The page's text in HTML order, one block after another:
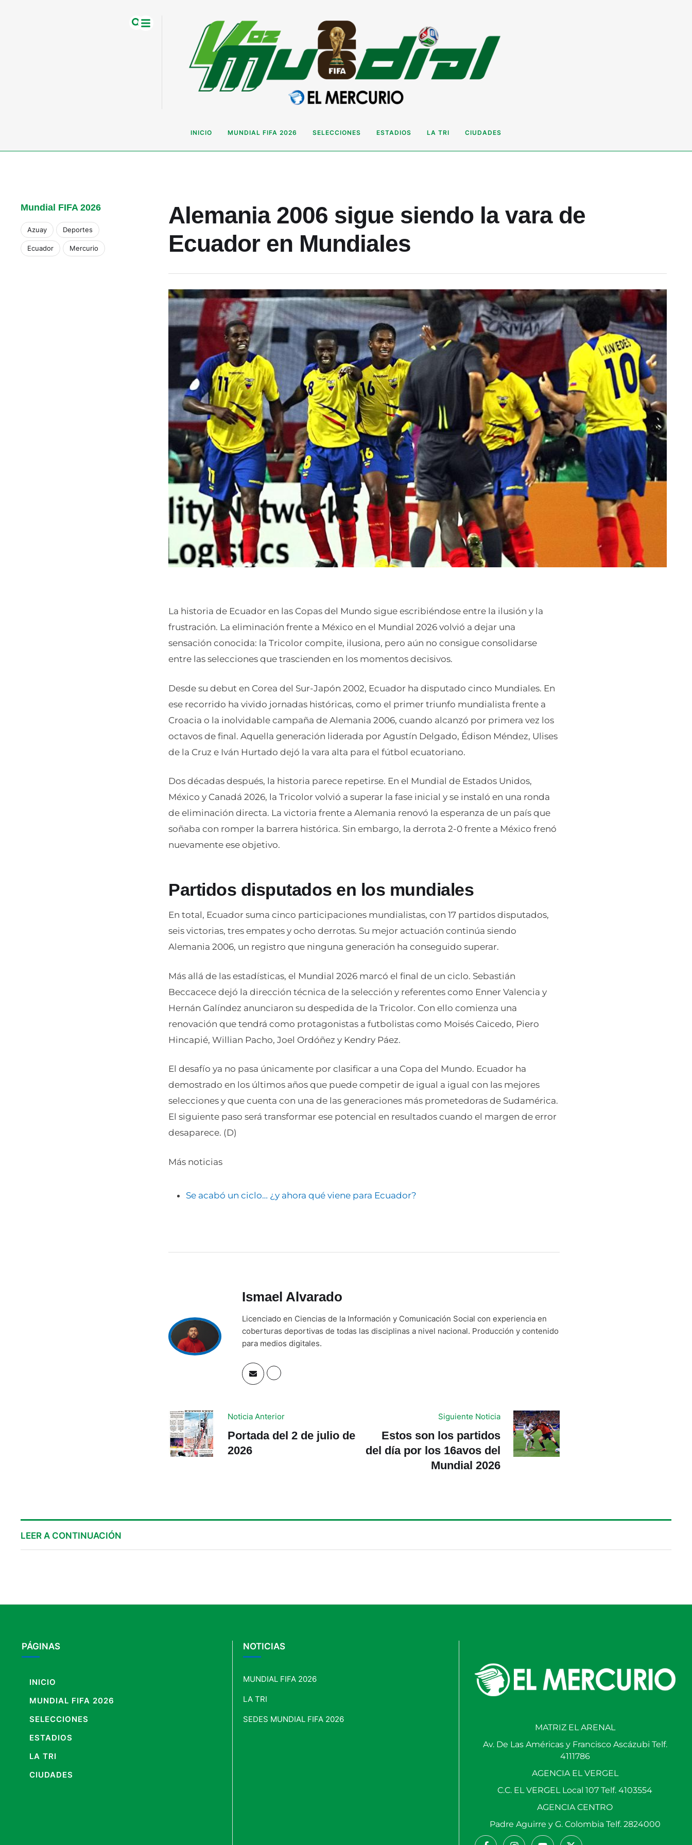
INICIO MUNDIAL FIFA 2026 SELECCIONES ESTADIOS LA TRI CIUDADES
Mundial FIFA 2026
Azuay Deportes
Ecuador Mercurio
Alemania 2006 sigue siendo la vara de
Ecuador en Mundiales
La historia de Ecuador en las Copas del Mundo sigue escribiéndose entre la ilusión y la
frustración. La eliminación frente a México en el Mundial 2026 volvió a dejar una
sensación conocida: la Tricolor compite, ilusiona, pero aún no consigue consolidarse
entre las selecciones que trascienden en los momentos decisivos.
Desde su debut en Corea del Sur-Japón 2002, Ecuador ha disputado cinco Mundiales. En
ese recorrido ha vivido jornadas históricas, como el primer triunfo mundialista frente a
Croacia o la inolvidable campaña de Alemania 2006, cuando alcanzó por primera vez los
octavos de final. Aquella generación liderada por Agustín Delgado, Édison Méndez, Ulises
de la Cruz e Iván Hurtado dejó la vara alta para el fútbol ecuatoriano.
Dos décadas después, la historia parece repetirse. En el Mundial de Estados Unidos,
México y Canadá 2026, la Tricolor volvió a superar la fase inicial y se instaló en una ronda
de eliminación directa. La victoria frente a Alemania renovó la esperanza de un país que
soñaba con romper la barrera histórica. Sin embargo, la derrota 2-0 frente a México frenó
nuevamente ese objetivo.
Partidos disputados en los mundiales
En total, Ecuador suma cinco participaciones mundialistas, con 17 partidos disputados,
seis victorias, tres empates y ocho derrotas. Su mejor actuación continúa siendo
Alemania 2006, un registro que ninguna generación ha conseguido superar.
Más allá de las estadísticas, el Mundial 2026 marcó el final de un ciclo. Sebastián
Beccacece dejó la dirección técnica de la selección y referentes como Enner Valencia y
Hernán Galíndez anunciaron su despedida de la Tricolor. Con ello comienza una
renovación que tendrá como protagonistas a futbolistas como Moisés Caicedo, Piero
Hincapié, Willian Pacho, Joel Ordóñez y Kendry Páez.
El desafío ya no pasa únicamente por clasificar a una Copa del Mundo. Ecuador ha
demostrado en los últimos años que puede competir de igual a igual con las mejores
selecciones y que cuenta con una de las generaciones más prometedoras de Sudamérica.
El siguiente paso será transformar ese potencial en resultados cuando el margen de error
desaparece. (D)
Más noticias
Se acabó un ciclo… ¿y ahora qué viene para Ecuador?
Ismael Alvarado
Licenciado en Ciencias de la Información y Comunicación Social con experiencia en
coberturas deportivas de todas las disciplinas a nivel nacional. Producción y contenido
para medios digitales.
Noticia Anterior
Portada del 2 de julio de
2026
Siguiente Noticia
Estos son los partidos
del día por los 16avos del
Mundial 2026
LEER A CONTINUACIÓN
PÁGINAS
INICIO
MUNDIAL FIFA 2026
SELECCIONES
ESTADIOS
LA TRI
CIUDADES
NOTICIAS
MUNDIAL FIFA 2026
LA TRI
SEDES MUNDIAL FIFA 2026
MATRIZ EL ARENAL
Av. De Las Américas y Francisco Ascázubi Telf.
4111786
AGENCIA EL VERGEL
C.C. EL VERGEL Local 107 Telf. 4103554
AGENCIA CENTRO
Padre Aguirre y G. Colombia Telf. 2824000